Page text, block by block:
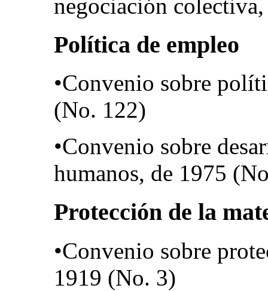
negociación
Política de empleo
•Convenio sobre
(No. 122)
•Convenio sobre
humanos, de 1975
Protección de la
•Convenio sobre
1919 (No. 3)